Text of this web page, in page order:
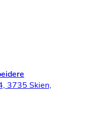
Oslo Street Food og
3735 Skien,
og motiveres av